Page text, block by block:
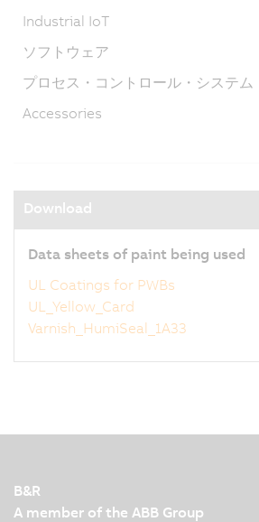
Industrial IoT
ソフトウェア
プロセス・コントロール・システム
Accessories
Download
Data sheets of paint being used
UL Coatings for PWBs
UL_Yellow_Card
Varnish_HumiSeal_1A33
B&R
A member of the ABB Group